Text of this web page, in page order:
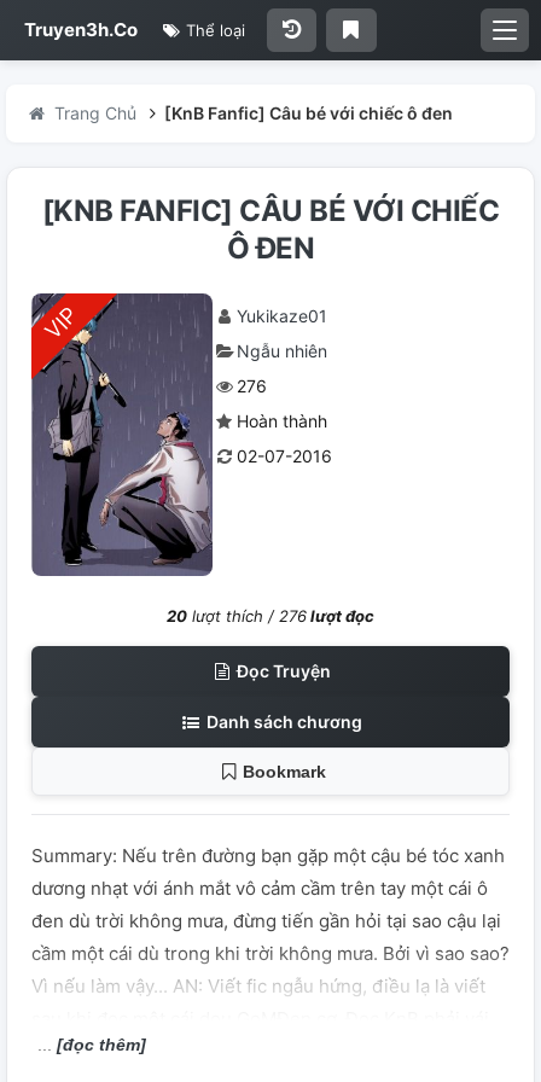
Truyen3h.Co Thể loại
Trang Chủ [KnB Fanfic] Câu bé với chiếc ô đen
[KNB FANFIC] CÂU BÉ VỚI CHIẾC
Ô ĐEN
Yukikaze01
Ngẫu nhiên
276
Hoàn thành
02-07-2016
20 lượt thích /276lượt đọc
Đọc Truyện
Danh sách chương
Bookmark
Summary: Nếu trên đường bạn gặp một cậu bé tóc xanh
dương nhạt với ánh mắt vô cảm cầm trên tay một cái ô
đen dù trời không mưa, đừng tiến gần hỏi tại sao cậu lại
cầm một cái dù trong khi trời không mưa. Bởi vì sao sao?
Vì nếu làm vậy... AN: Viết fic ngẫu hứng, điều lạ là viết
phục dàn harem của trẻ Đen ghê luôn, đọc về harem
[đọc thêm]